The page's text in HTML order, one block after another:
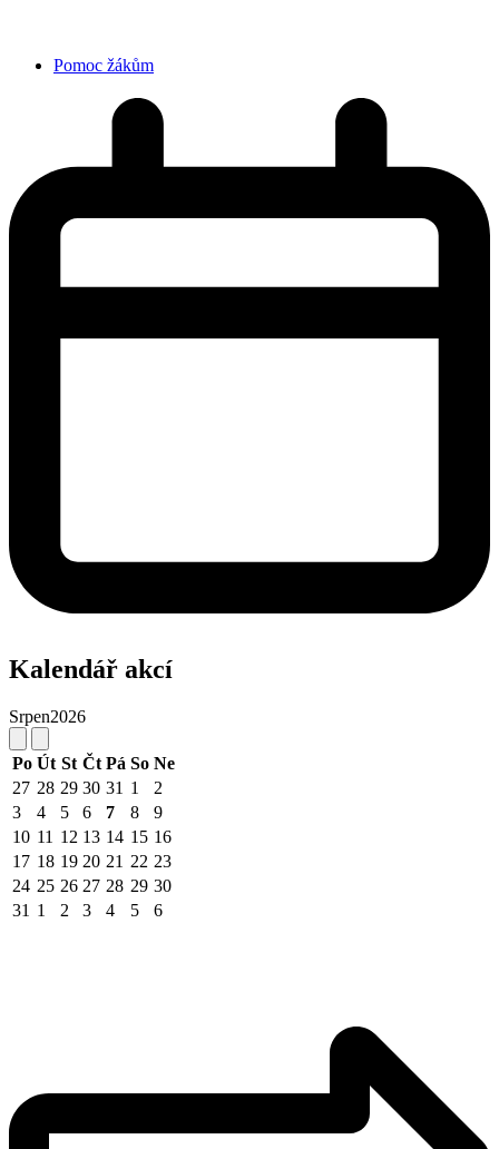
Pomoc žákům
Kalendář akcí
Srpen2026
Po Út St Čt Pá So Ne
27 28 29 30 31 1
2
3
4 5 6 7 8
9
10 11 12 13 14 15 16
17 18 19 20 21 22 23
24 25 26 27 28 29 30
31 1 2 3 4 5 6